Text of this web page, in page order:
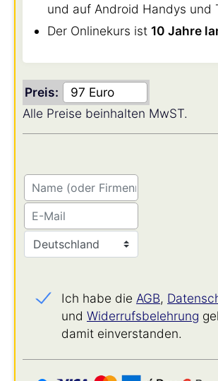
und auf Android Handys und
Der Onlinekurs ist 10 Jahre
Preis:
Alle Preise beinhalten MwST.
Ich habe die AGB,
und Widerrufs­belehrung
damit einverstanden.